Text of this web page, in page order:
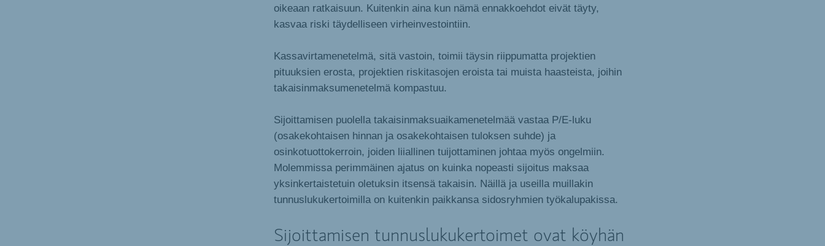
oikeaan ratkaisuun. Kuitenkin aina kun nämä ennakkoehdot eivät täyty,
kasvaa riski täydelliseen virheinvestointiin.
Kassavirtamenetelmä, sitä vastoin, toimii täysin riippumatta projektien
pituuksien erosta, projektien riskitasojen eroista tai muista haasteista, joihin
takaisinmaksumenetelmä kompastuu.
Sijoittamisen puolella takaisinmaksuaikamenetelmää vastaa P/E-luku
(osakekohtaisen hinnan ja osakekohtaisen tuloksen suhde) ja
osinkotuottokerroin, joiden liiallinen tuijottaminen johtaa myös ongelmiin.
Molemmissa perimmäinen ajatus on kuinka nopeasti sijoitus maksaa
yksinkertaistetuin oletuksin itsensä takaisin. Näillä ja useilla muillakin
tunnuslukukertoimilla on kuitenkin paikkansa sidosryhmien työkalupakissa.
Sijoittamisen tunnuslukukertoimet ovat köyhän